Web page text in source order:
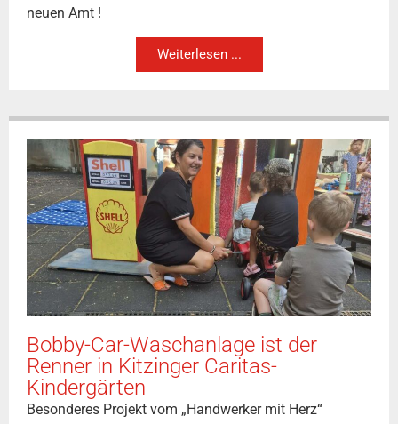
neuen Amt !
Weiterlesen ...
Bobby-Car-Waschanlage ist der
Renner in Kitzinger Caritas-
Kindergärten
Besonderes Projekt vom „Handwerker mit Herz“